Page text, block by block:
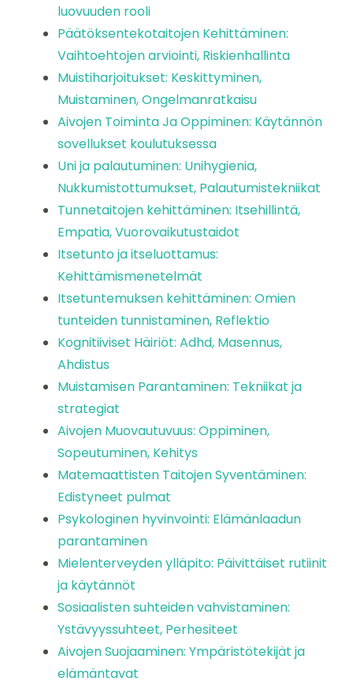
luovuuden rooli
Päätöksentekotaitojen Kehittäminen:
Vaihtoehtojen arviointi, Riskienhallinta
Muistiharjoitukset: Keskittyminen,
Muistaminen, Ongelmanratkaisu
Aivojen Toiminta Ja Oppiminen: Käytännön
sovellukset koulutuksessa
Uni ja palautuminen: Unihygienia,
Nukkumistottumukset, Palautumistekniikat
Tunnetaitojen kehittäminen: Itsehillintä,
Empatia, Vuorovaikutustaidot
Itsetunto ja itseluottamus:
Kehittämismenetelmät
Itsetuntemuksen kehittäminen: Omien
tunteiden tunnistaminen, Reflektio
Kognitiiviset Häiriöt: Adhd, Masennus,
Ahdistus
Muistamisen Parantaminen: Tekniikat ja
strategiat
Aivojen Muovautuvuus: Oppiminen,
Sopeutuminen, Kehitys
Matemaattisten Taitojen Syventäminen:
Edistyneet pulmat
Psykologinen hyvinvointi: Elämänlaadun
parantaminen
Mielenterveyden ylläpito: Päivittäiset rutiinit
ja käytännöt
Sosiaalisten suhteiden vahvistaminen:
Ystävyyssuhteet, Perhesiteet
Aivojen Suojaaminen: Ympäristötekijät ja
elämäntavat